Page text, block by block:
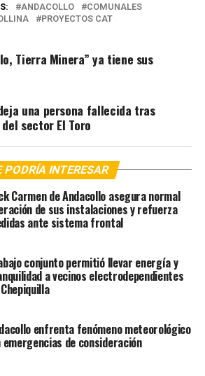
ANDACOLLO
COMUNALES
PROYECTOS CAT
Tierra Minera” ya tiene sus
una persona fallecida tras
sector El Toro
PODRÍA INTERESAR
Carmen de Andacollo asegura normal
de sus instalaciones y refuerza
ante sistema frontal
conjunto permitió llevar energía y
a vecinos electrodependientes
enfrenta fenómeno meteorológico
emergencias de consideración